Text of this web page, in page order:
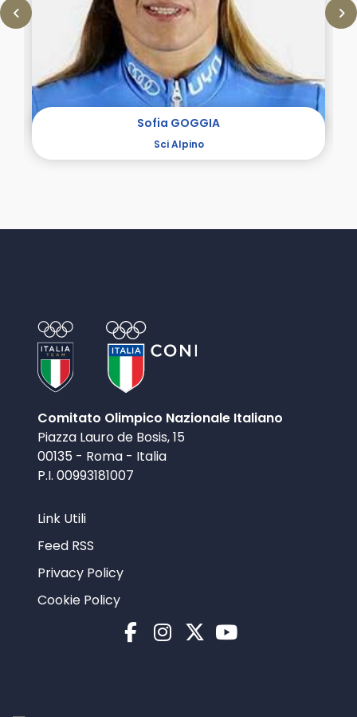
Sofia GOGGIA
Sci Alpino
Comitato Olimpico Nazionale Italiano
Piazza Lauro de Bosis, 15
00135 - Roma - Italia
P.I. 00993181007
Link Utili
Feed RSS
Privacy Policy
Cookie Policy
Facebook
Instagram
X YouTube